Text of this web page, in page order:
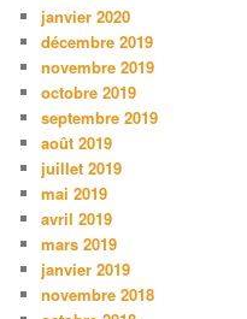
janvier 2020
décembre 2019
novembre 2019
octobre 2019
septembre 2019
août 2019
juillet 2019
mai 2019
avril 2019
mars 2019
janvier 2019
novembre 2018